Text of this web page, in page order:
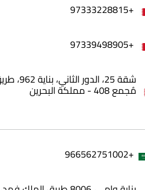
+97333228815
+97339498905
مُجمع 408 - مملكة البحرين
+966562751002